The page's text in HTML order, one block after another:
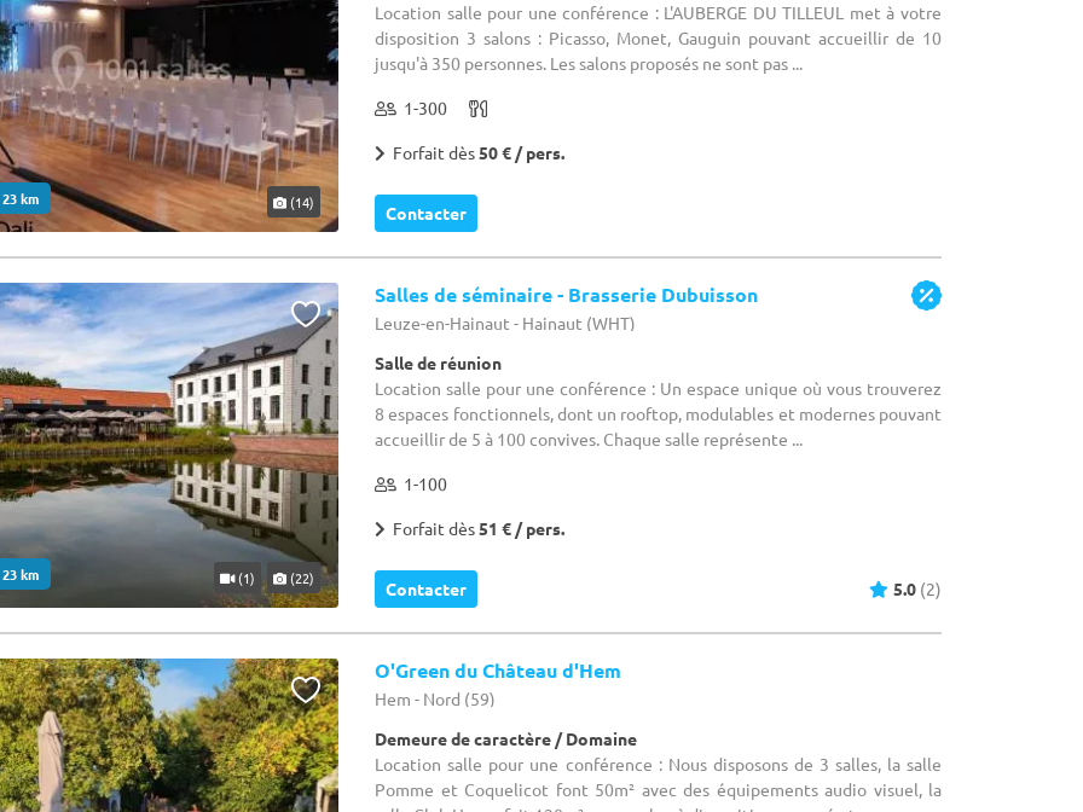
km (14)
Location salle pour une conférence : L'AUBERGE DU TILLEUL met à votre
disposition 3 salons : Picasso, Monet, Gauguin pouvant accueillir de 10
jusqu'à 350 personnes. Les salons proposés ne sont pas ...
1-300
Forfait dès50 € / pers.
Contacter
km (1) (22)
Salles de séminaire - Brasserie Dubuisson
Leuze-en-Hainaut - Hainaut (WHT)
Salle de réunion
Location salle pour une conférence : Un espace unique où vous trouverez
8 espaces fonctionnels, dont un rooftop, modulables et modernes pouvant
accueillir de 5 à 100 convives. Chaque salle représente ...
1-100
Forfait dès51 € / pers.
Contacter 5.0 (2)
O'Green du Château d'Hem
Hem - Nord (59)
Demeure de caractère / Domaine
Location salle pour une conférence : Nous disposons de 3 salles, la salle
Pomme et Coquelicot font 50m² avec des équipements audio visuel, la